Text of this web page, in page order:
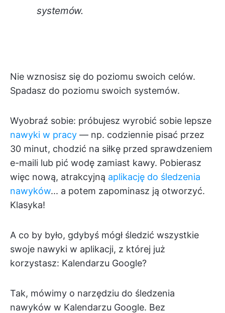
systemów.
Nie wznosisz się do poziomu swoich celów.
Spadasz do poziomu swoich systemów.
Wyobraź sobie: próbujesz wyrobić sobie lepsze
nawyki w pracy — np. codziennie pisać przez
30 minut, chodzić na siłkę przed sprawdzeniem
e-maili lub pić wodę zamiast kawy. Pobierasz
więc nową, atrakcyjną aplikację do śledzenia
nawyków... a potem zapominasz ją otworzyć.
Klasyka!
A co by było, gdybyś mógł śledzić wszystkie
swoje nawyki w aplikacji, z której już
korzystasz: Kalendarzu Google?
Tak, mówimy o narzędziu do śledzenia
nawyków w Kalendarzu Google. Bez